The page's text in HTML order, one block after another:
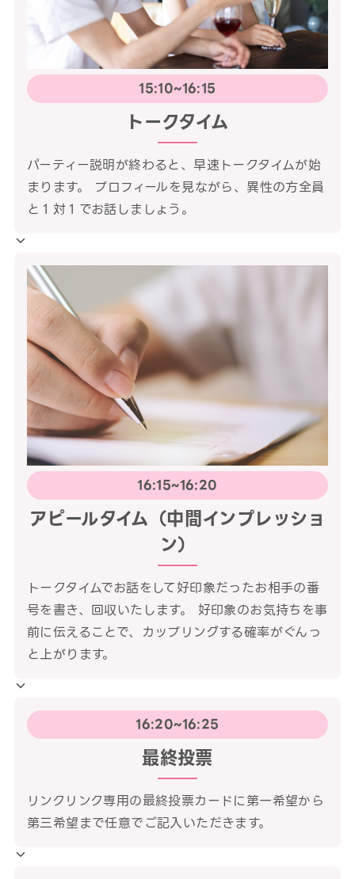
15:10~16:15
トークタイム
パーティー説明が終わると、早速トークタイムが始
まります。 プロフィールを見ながら、異性の方全員
と１対１でお話しましょう。
16:15~16:20
アピールタイム（中間インプレッショ
ン）
トークタイムでお話をして好印象だったお相手の番
号を書き、回収いたします。 好印象のお気持ちを事
前に伝えることで、カップリングする確率がぐんっ
と上がります。
16:20~16:25
最終投票
リンクリンク専用の最終投票カードに第一希望から
第三希望まで任意でご記入いただきます。